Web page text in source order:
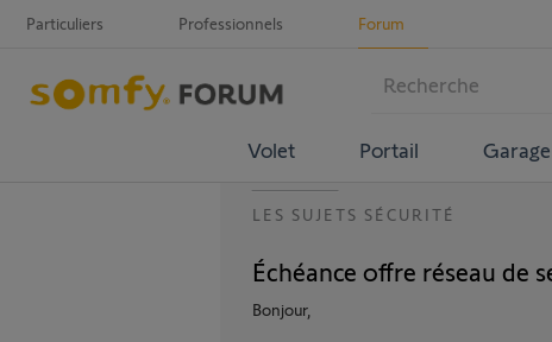
Particuliers Professionnels Forum
Volet Portail Garage
LES SUJETS SÉCURITÉ
Échéance offre réseau de
Bonjour,